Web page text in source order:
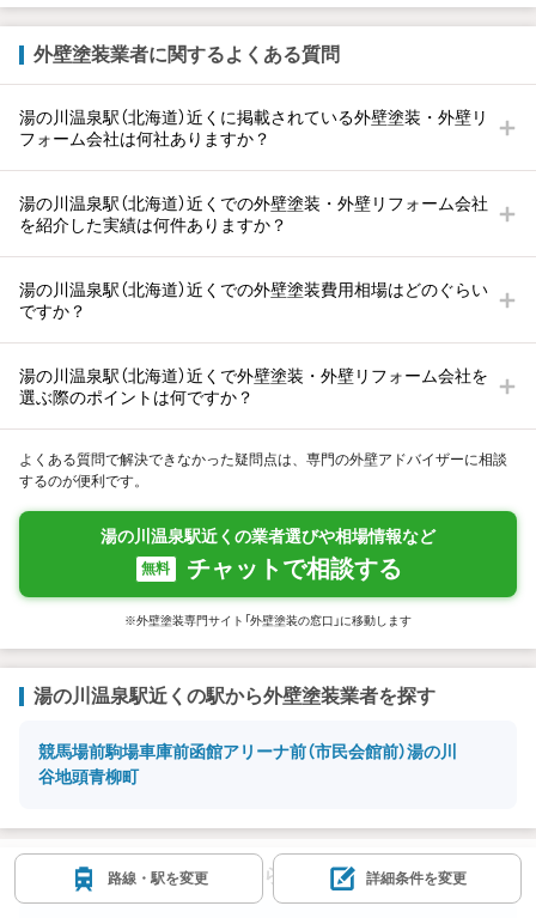
外壁塗装業者に関するよくある質問
湯の川温泉駅（北海道）近くに掲載されている外壁塗装・外壁リ
フォーム会社は何社ありますか？
湯の川温泉駅（北海道）近くでの外壁塗装・外壁リフォーム会社
を紹介した実績は何件ありますか？
湯の川温泉駅（北海道）近くでの外壁塗装費用相場はどのぐらい
ですか？
湯の川温泉駅（北海道）近くで外壁塗装・外壁リフォーム会社を
選ぶ際のポイントは何ですか？
よくある質問で解決できなかった疑問点は、専門の外壁アドバイザーに相談
するのが便利です。
湯の川温泉駅近くの業者選びや相場情報など
無料 チャットで相談する
※外壁塗装専門サイト「外壁塗装の窓口」に移動します
湯の川温泉駅近くの駅から外壁塗装業者を探す
競馬場前駒場車庫前函館アリーナ前（市民会館前）湯の川
谷地頭青柳町
湯の川温泉駅近くの市区から外壁塗装業者を探す
路線・駅を変更 詳細条件を変更